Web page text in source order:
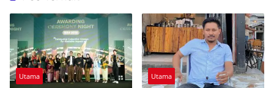
Utama Utama